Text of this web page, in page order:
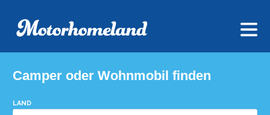
Camper oder Wohnmobil finden
LAND